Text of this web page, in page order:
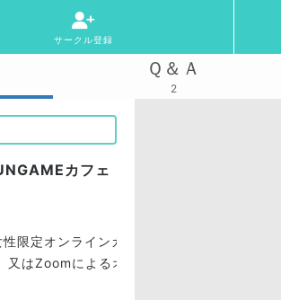
サークル登録
Ｑ＆Ａ
2
カフェ
限定オンラインカフェ会は金曜夜）
はZoomによるオンライン開催となります！